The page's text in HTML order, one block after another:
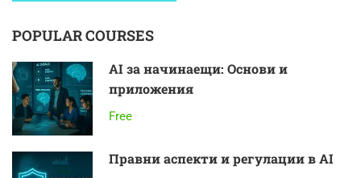
POPULAR COURSES
AI за начинаещи: Основи и
приложения
Free
Правни аспекти и регулации в AI